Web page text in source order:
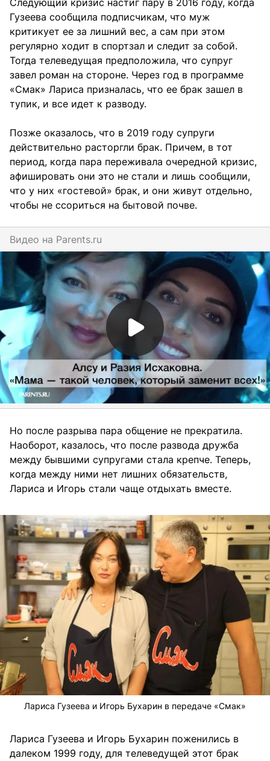
Следующий кризис настиг пару в 2016 году, когда
Гузеева сообщила подписчикам, что муж
критикует ее за лишний вес, а сам при этом
регулярно ходит в спортзал и следит за собой.
Тогда телеведущая предположила, что супруг
завел роман на стороне. Через год в программе
«Смак» Лариса призналась, что ее брак зашел в
тупик, и все идет к разводу.
Позже оказалось, что в 2019 году супруги
действительно расторгли брак. Причем, в тот
период, когда пара переживала очередной кризис,
афишировать они это не стали и лишь сообщили,
что у них «гостевой» брак, и они живут отдельно,
чтобы не ссориться на бытовой почве.
Видео на parents.ru
Но после разрыва пара общение не прекратила.
Наоборот, казалось, что после развода дружба
между бывшими супругами стала крепче. Теперь,
когда между ними нет лишних обязательств,
Лариса и Игорь стали чаще отдыхать вместе.
Лариса Гузеева и Игорь Бухарин в передаче «Смак»
Лариса Гузеева и Игорь Бухарин поженились в
далеком 1999 году, для телеведущей этот брак